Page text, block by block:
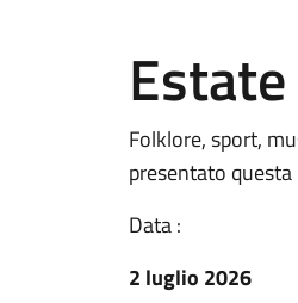
Folklore, sport,
presentato
Data :
2 luglio 2026